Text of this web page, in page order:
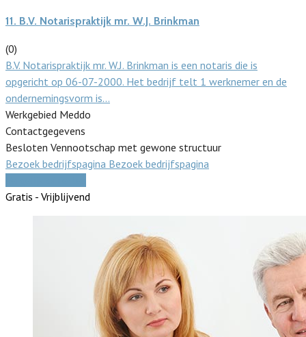
11. B.V. Notarispraktijk mr. W.J. Brinkman
(0)
B.V. Notarispraktijk mr. W.J. Brinkman is een notaris die is
opgericht op 06-07-2000. Het bedrijf telt 1 werknemer en de
ondernemingsvorm is…
Werkgebied Meddo
Contactgegevens
Besloten Vennootschap met gewone structuur
Bezoek bedrijfspagina Bezoek bedrijfspagina
Gratis - Vrijblijvend